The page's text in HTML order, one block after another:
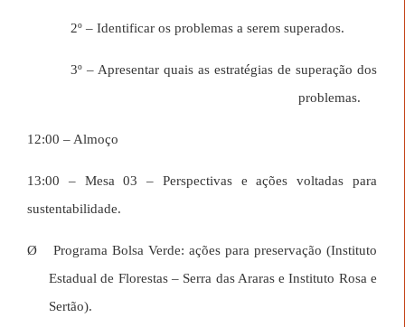
2º – Identificar os problemas a serem superados.
3º – Apresentar quais as estratégias de superação dos
problemas.
12:00 – Almoço
13:00 – Mesa 03 – Perspectivas e ações voltadas para
sustentabilidade.
Ø
Programa Bolsa Verde: ações para preservação (Instituto
Estadual de Florestas – Serra das Araras e Instituto Rosa e
Sertão).